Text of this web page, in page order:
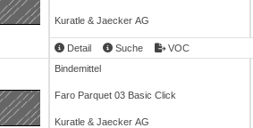
Kuratle & Jaecker AG
Detail Suche VOC
Bindemittel
Faro Parquet 03 Basic Click
Kuratle & Jaecker AG